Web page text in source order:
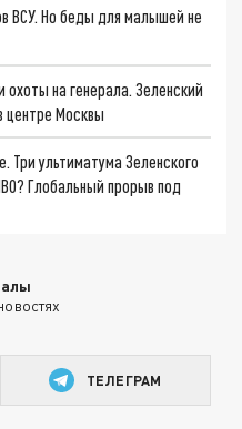
ВСУ. Но беды для малышей не
на генерала. Зеленский
центре Москвы
Три ультиматума Зеленского
Глобальный прорыв под
ТЕЛЕГРАМ